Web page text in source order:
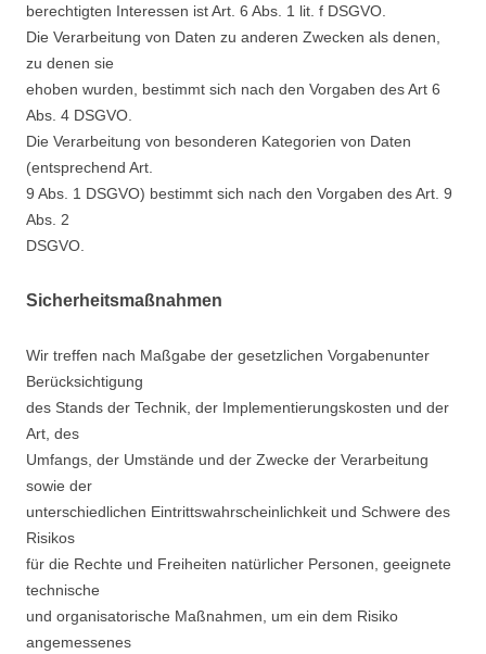
berechtigten Interessen ist Art. 6 Abs. 1 lit. f DSGVO.
Die Verarbeitung von Daten zu anderen Zwecken als denen,
zu denen sie
ehoben wurden, bestimmt sich nach den Vorgaben des Art 6
Abs. 4 DSGVO.
Die Verarbeitung von besonderen Kategorien von Daten
(entsprechend Art.
9 Abs. 1 DSGVO) bestimmt sich nach den Vorgaben des Art. 9
Abs. 2
DSGVO.
Sicherheitsmaßnahmen
Wir treffen nach Maßgabe der gesetzlichen Vorgabenunter
Berücksichtigung
des Stands der Technik, der Implementierungskosten und der
Art, des
Umfangs, der Umstände und der Zwecke der Verarbeitung
sowie der
unterschiedlichen Eintrittswahrscheinlichkeit und Schwere des
Risikos
für die Rechte und Freiheiten natürlicher Personen, geeignete
technische
und organisatorische Maßnahmen, um ein dem Risiko
angemessenes